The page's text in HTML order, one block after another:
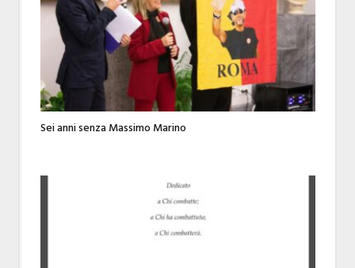
Sei anni senza Massimo Marino